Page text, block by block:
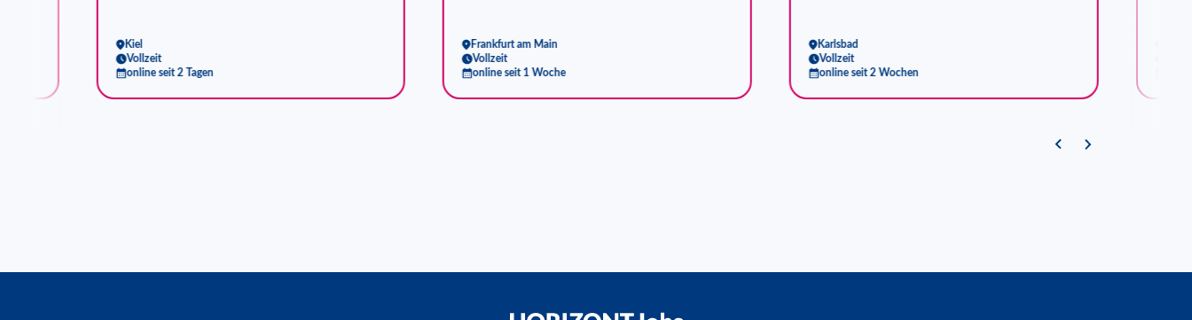
Kiel
Vollzeit
online seit 2 Tagen
Frankfurt am Main
Vollzeit
online seit 1 Woche
Karlsbad
Vollzeit
online seit 2 Wochen